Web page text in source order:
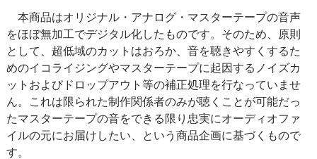
本商品はオリジナル・アナログ・マスターテープの音声
をほぼ無加工でデジタル化したものです。そのため、原則
として、超低域のカットはおろか、音を聴きやすくするた
めのイコライジングやマスターテープに起因するノイズカ
ットおよびドロップアウト等の補正処理を行なっていませ
ん。これは限られた制作関係者のみが聴くことが可能だっ
たマスターテープの音をできる限り忠実にオーディオファ
イルの元にお届けしたい、という商品企画に基づくもので
す。